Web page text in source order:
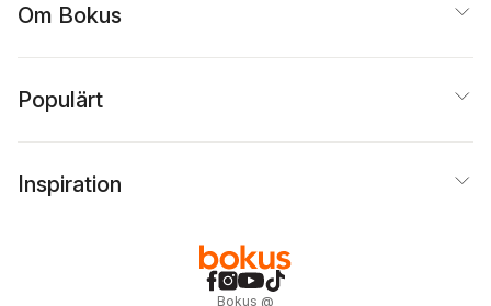
Om Bokus
Populärt
Inspiration
Bokus @